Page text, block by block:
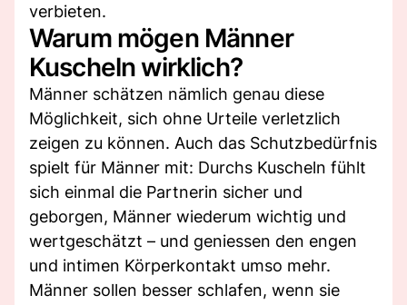
verbieten.
Warum mögen Männer
Kuscheln wirklich?
Männer schätzen nämlich genau diese
Möglichkeit, sich ohne Urteile verletzlich
zeigen zu können. Auch das Schutzbedürfnis
spielt für Männer mit: Durchs Kuscheln fühlt
sich einmal die Partnerin sicher und
geborgen, Männer wiederum wichtig und
wertgeschätzt – und geniessen den engen
und intimen Körperkontakt umso mehr.
Männer sollen besser schlafen, wenn sie